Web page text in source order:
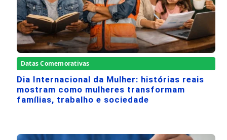
Datas Comemorativas
Dia Internacional da Mulher: histórias reais
mostram como mulheres transformam
famílias, trabalho e sociedade